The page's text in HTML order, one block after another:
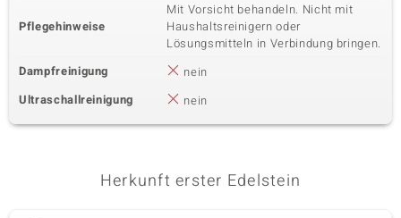
Pflegehinweise
Mit Vorsicht behandeln. Nicht mit
Haushaltsreinigern oder
Lösungsmitteln in Verbindung bringen.
Dampfreinigung
nein
Ultraschallreinigung
nein
Herkunft erster Edelstein